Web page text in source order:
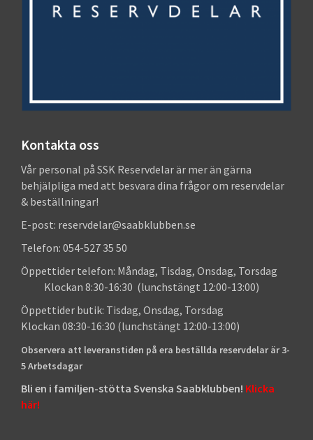
Kontakta oss
Vår personal på SSK Reservdelar är mer än gärna
behjälpliga med att besvara dina frågor om reservdelar
& beställningar!
E-post: reservdelar@saabklubben.se
Telefon: 054-527 35 50
Öppettider telefon: Måndag, Tisdag, Onsdag, Torsdag
Klockan 8:30-16:30 (lunchstängt 12:00-13:00)
Öppettider butik: Tisdag, Onsdag, Torsdag
Klockan 08:30-16:30 (lunchstängt 12:00-13:00)
Observera att leveranstiden på era beställda reservdelar är 3-
5 Arbetsdagar
Bli en i familjen-stötta Svenska Saabklubben! Klicka
här!